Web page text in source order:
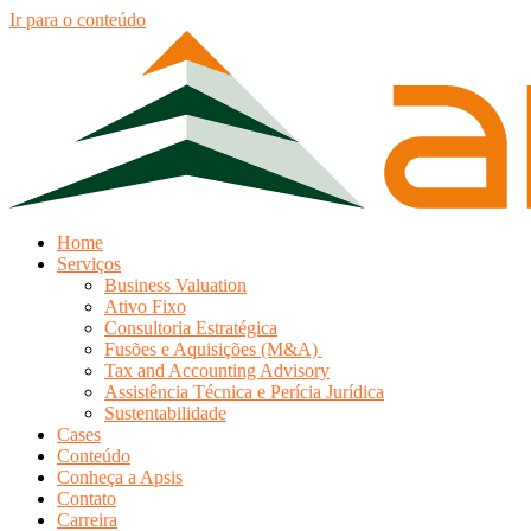
Ir para o conteúdo
Home
Serviços
Business Valuation
Ativo Fixo
Consultoria Estratégica
Fusões e Aquisições (M&A)
Tax and Accounting Advisory
Assistência Técnica e Perícia Jurídica
Sustentabilidade
Cases
Conteúdo
Conheça a Apsis
Contato
Carreira